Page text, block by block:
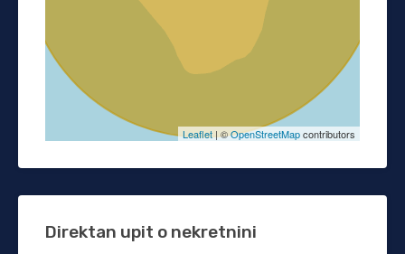
Leaflet | ©OpenStreetMapcontributors
Direktan upit o nekretnini